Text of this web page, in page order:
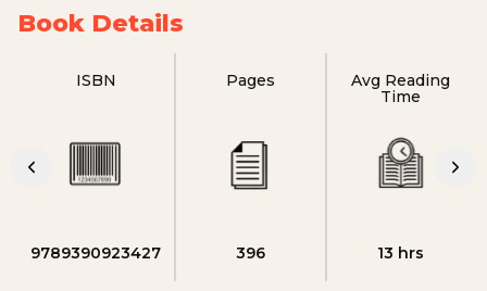
Book Details
ISBN
9789390923427
Pages
396
Avg Reading
Time
13 hrs